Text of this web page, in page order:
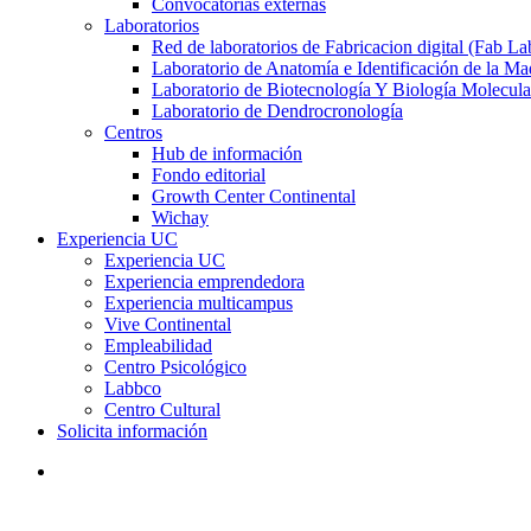
Convocatorias externas
Laboratorios
Red de laboratorios de Fabricacion digital (Fab
Laboratorio de Anatomía e Identificación de la
Laboratorio de Biotecnología Y Biología
Laboratorio de Dendrocronología
Centros
Hub de información
Fondo editorial
Growth Center Continental
Wichay
Experiencia UC
Experiencia UC
Experiencia emprendedora
Experiencia multicampus
Vive Continental
Empleabilidad
Centro Psicológico
Labbco
Centro Cultural
Solicita información